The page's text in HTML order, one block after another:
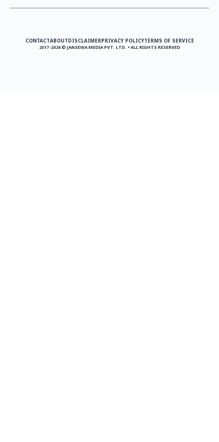
CONTACTABOUTDISCLAIMERPRIVACY POLICYTERMS OF SERVICE
2017-2026 © JANSEWA MEDIA PVT. LTD. • ALL RIGHTS RESERVED